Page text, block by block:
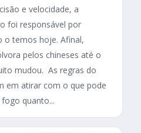
e velocidade, a
foi responsável por
o temos hoje. Afinal,
pelos chineses até o
mudou. As regras do
em atirar com o que pode
quanto...